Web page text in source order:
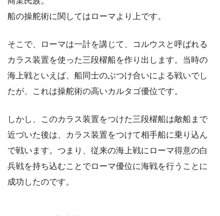
船の操舵術に関してはローマより上です。
そこで、ローマは一計を講じて、コルウスと呼ばれる
カラス装置を使った三段櫂船を作り出します。当時の
海上戦といえば、船同士のぶつけ合いによる戦いでし
たが、これは操舵術の高いカルタゴ優位です。
しかし、このカラス装置をつけた三段櫂船は敵船まで
近づいた後は、カラス装置をつけて相手船に乗り込ん
で戦います。つまり、従来の海上戦にローマ得意の白
兵戦を持ち込むことでローマ優位に海戦を行うことに
成功したのです。